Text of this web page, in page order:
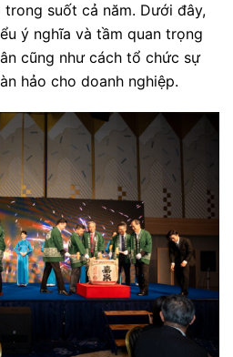
suốt cả năm. Dưới đây,
ý nghĩa và tầm quan trọng
cũng như cách tổ chức sự
hảo cho doanh nghiệp.